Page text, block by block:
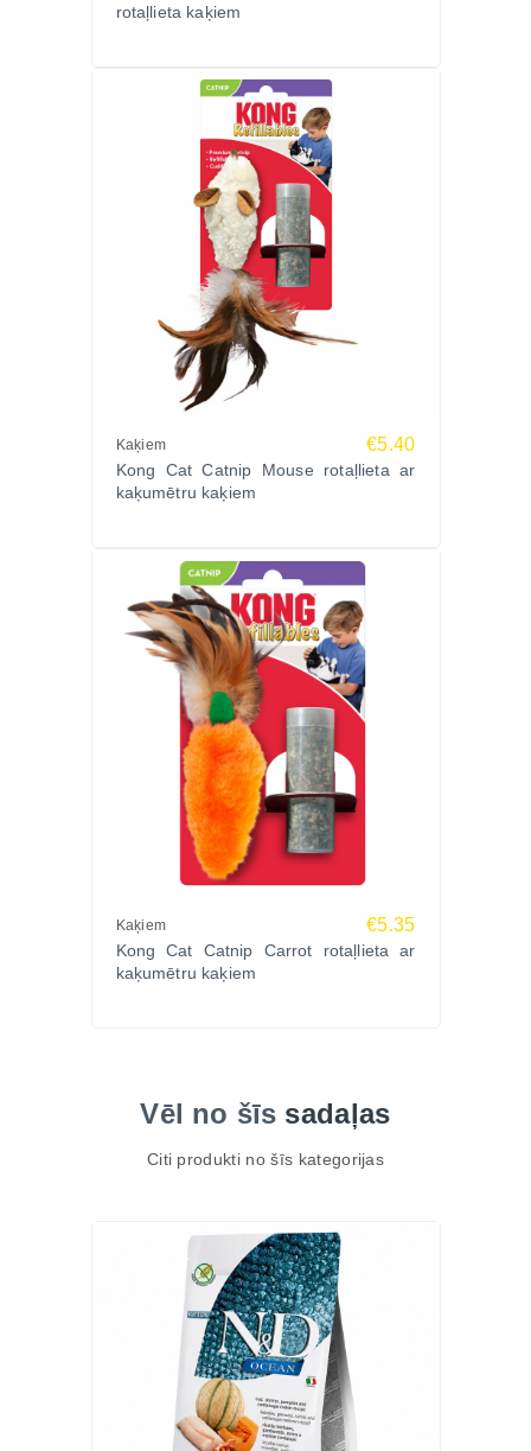
rotaļlieta kaķiem
Kaķiem €5.40
Kong Cat Catnip Mouse rotaļlieta ar
kaķumētru kaķiem
Kaķiem €5.35
Kong Cat Catnip Carrot rotaļlieta ar
kaķumētru kaķiem
Vēl no šīs sadaļas
Citi produkti no šīs kategorijas